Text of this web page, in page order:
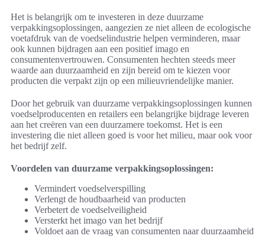
Het is belangrijk om te investeren in deze duurzame
verpakkingsoplossingen, aangezien ze niet alleen de ecologische
voetafdruk van de voedselindustrie helpen verminderen, maar
ook kunnen bijdragen aan een positief imago en
consumentenvertrouwen. Consumenten hechten steeds meer
waarde aan duurzaamheid en zijn bereid om te kiezen voor
producten die verpakt zijn op een milieuvriendelijke manier.
Door het gebruik van duurzame verpakkingsoplossingen kunnen
voedselproducenten en retailers een belangrijke bijdrage leveren
aan het creëren van een duurzamere toekomst. Het is een
investering die niet alleen goed is voor het milieu, maar ook voor
het bedrijf zelf.
Voordelen van duurzame verpakkingsoplossingen:
Vermindert voedselverspilling
Verlengt de houdbaarheid van producten
Verbetert de voedselveiligheid
Versterkt het imago van het bedrijf
Voldoet aan de vraag van consumenten naar duurzaamheid